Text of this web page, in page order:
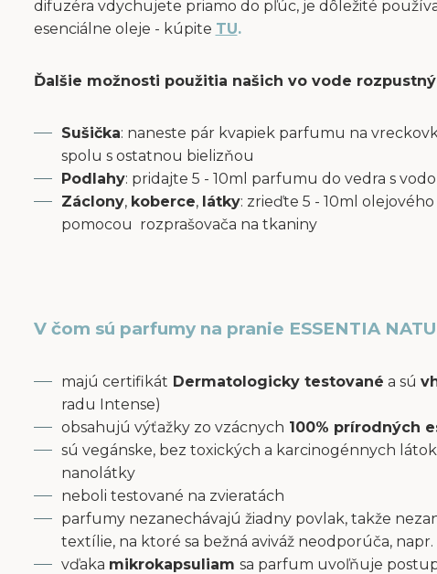
difuzéra vdychujete priamo do pľúc, je dôležité
esenciálne oleje - kúpite TU.
Ďalšie možnosti použitia našich vo vode
Sušička: naneste pár kvapiek parfumu na
spolu s ostatnou bielizňou
Podlahy: pridajte 5 - 10ml parfumu do vedra s
Záclony, koberce, látky: zrieďte 5 - 10ml
pomocou rozprašovača na tkaniny
V čom sú parfumy na pranie ESSENTIA
majú certifikát Dermatologicky testované a sú
radu Intense)
obsahujú výťažky zo vzácnych 100% prírodných
sú vegánske, bez toxických a karcinogénnych
nanolátky
neboli testované na zvieratách
parfumy nezanechávajú žiadny povlak, takže
textílie, na ktoré sa bežná aviváž neodporúča, napr.
vďaka mikrokapsuliam sa parfum uvoľňuje